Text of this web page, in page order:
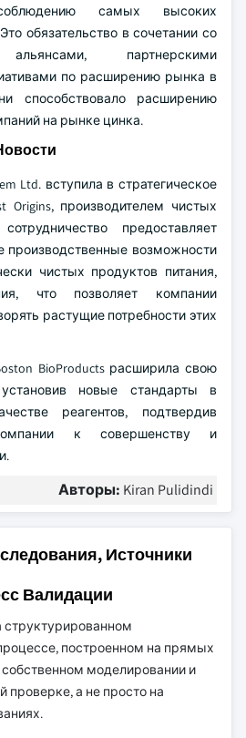
самых высоких
обязательство в сочетании со
альянсами, партнерскими
по расширению рынка в
способствовало расширению
на рынке цинка.
Ltd. вступила в стратегическое
Origins, производителем чистых
предоставляет
производственные возможности
чистых продуктов питания,
что позволяет компании
растущие потребности этих
BioProducts расширила свою
новые стандарты в
реагентов, подтвердив
к совершенству и
Авторы: Kiran Pulidindi
Источники
Валидации
структурированном
построенном на прямых
моделировании и
проверке, а не просто на